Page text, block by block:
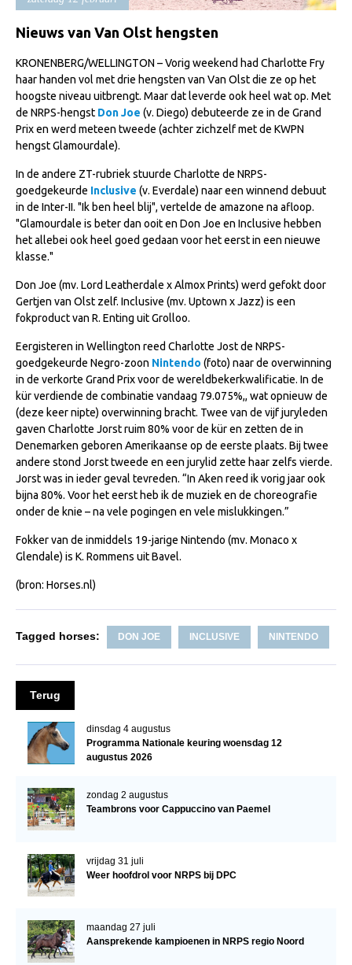
Import registratie
Veulenregistratie
I&R Registratie
Informatie overschrijven paspoort
Formulier overschrijven op naam
Animal Health Regulation
Gids voor Goede Praktijken
Marktplaats
Tarievenlijst
Webshop
Evenementen
NRPS Select Sale
NRPS Keuringen
Hengstenkeuring
Regionale Keuringen
Nationale Keuring
Late Veulenkeuring
ABOP
Wereldkampioenschap Jonge Paarden
Dutch Pony Championship
Evenementen
Arabian Horse Events
Arabissimo
Veulenregistratie
Veulens en merries
Zoek een NRPS paard
Informatie aan je paard of pony toevoegen
Onze fokkerij
Fokkerij informatie
Veulen registratie
Nieuws van Van Olst hengsten
KRONENBERG/WELLINGTON – Vorig weekend had Charlotte Fry
haar handen vol met drie hengsten van Van Olst die ze op het
hoogste niveau uitbrengt. Maar dat leverde ook heel wat op. Met
de NRPS-hengst Don Joe (v. Diego) debuteerde ze in de Grand
Prix en werd meteen tweede (achter zichzelf met de KWPN
hengst Glamourdale).
In de andere ZT-rubriek stuurde Charlotte de NRPS-
goedgekeurde Inclusive (v. Everdale) naar een winnend debuut
in de Inter-II. "Ik ben heel blij", vertelde de amazone na afloop.
"Glamourdale is beter dan ooit en Don Joe en Inclusive hebben
het allebei ook heel goed gedaan voor het eerst in een nieuwe
klasse."
Don Joe (mv. Lord Leatherdale x Almox Prints) werd gefokt door
Gertjen van Olst zelf. Inclusive (mv. Uptown x Jazz) is een
fokproduct van R. Enting uit Grolloo.
Eergisteren in Wellington reed Charlotte Jost de NRPS-
goedgekeurde Negro-zoon Nintendo (foto) naar de overwinning
in de verkorte Grand Prix voor de wereldbekerkwalificatie. In de
kür verdiende de combinatie vandaag 79.075%,, wat opnieuw de
(deze keer nipte) overwinning bracht. Twee van de vijf juryleden
gaven Charlotte Jorst ruim 80% voor de kür en zetten de in
Denemarken geboren Amerikaanse op de eerste plaats. Bij twee
andere stond Jorst tweede en een jurylid zette haar zelfs vierde.
Jorst was in ieder geval tevreden. “In Aken reed ik vorig jaar ook
bijna 80%. Voor het eerst heb ik de muziek en de choreografie
onder de knie – na vele pogingen en vele mislukkingen.”
Fokker van de inmiddels 19-jarige Nintendo (mv. Monaco x
Glendale) is K. Rommens uit Bavel.
(bron: Horses.nl)
Tagged horses: DON JOE INCLUSIVE NINTENDO
Terug
dinsdag 4 augustus
Programma Nationale keuring woensdag 12
augustus 2026
zondag 2 augustus
Teambrons voor Cappuccino van Paemel
vrijdag 31 juli
Weer hoofdrol voor NRPS bij DPC
maandag 27 juli
Aansprekende kampioenen in NRPS regio Noord